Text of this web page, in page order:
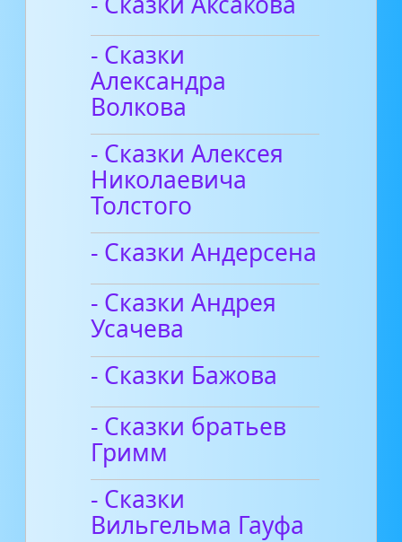
- Сказки
Александра
Волкова
- Сказки Алексея
Николаевича
Толстого
- Сказки Андерсена
- Сказки Андрея
Усачева
- Сказки Бажова
- Сказки братьев
Гримм
- Сказки
Вильгельма Гауфа